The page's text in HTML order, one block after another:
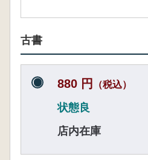
古書
880 円 （税込）
状態良
店内在庫